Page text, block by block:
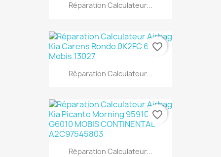
Réparation Calculateur...
Réparation Calculateur...
favorite_border
Réparation Calculateur...
favorite_border